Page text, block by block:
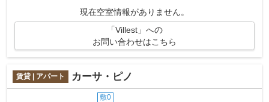
現在空室情報がありません。
「Villest」への
お問い合わせはこちら
賃貸 | アパート カーサ・ピノ
敷0